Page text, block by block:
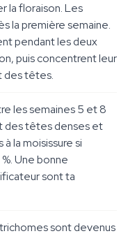
la floraison. Les
la première semaine.
pendant les deux
puis concentrent leur
des têtes.
les semaines 5 et 8
des têtes denses et
la moisissure si
Une bonne
sont ta
sont devenus